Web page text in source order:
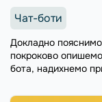
Чат-боти
Докладно
покроково
бота, надихнемо